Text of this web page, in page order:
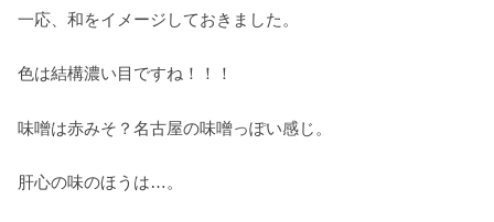
一応、和をイメージしておきました。
色は結構濃い目ですね！！！
味噌は赤みそ？名古屋の味噌っぽい感じ。
肝心の味のほうは…。